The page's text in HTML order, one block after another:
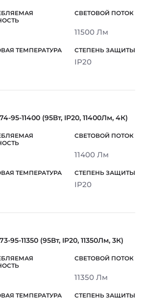
11500 Лм
IP20
95-11400 (95Вт, IP20, 11400Лм, 4К)
11400 Лм
IP20
95-11350 (95Вт, IP20, 11350Лм, 3К)
11350 Лм